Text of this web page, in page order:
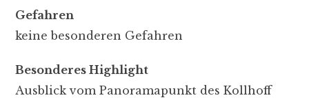
Gefahren
keine besonderen Gefahren
Besonderes Highlight
Ausblick vom Panoramapunkt des Kollhoff